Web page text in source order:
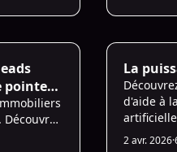
pointe
AI for Sales
La
d'aide à
et
2 avr. 2026·